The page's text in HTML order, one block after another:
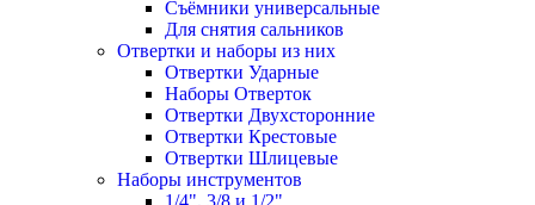
Съёмники универсальные
Для снятия сальников
Отвертки и наборы из них
Отвертки Ударные
Наборы Отверток
Отвертки Двухсторонние
Отвертки Крестовые
Отвертки Шлицевые
Наборы инструментов
1/4", 3/8 и 1/2"